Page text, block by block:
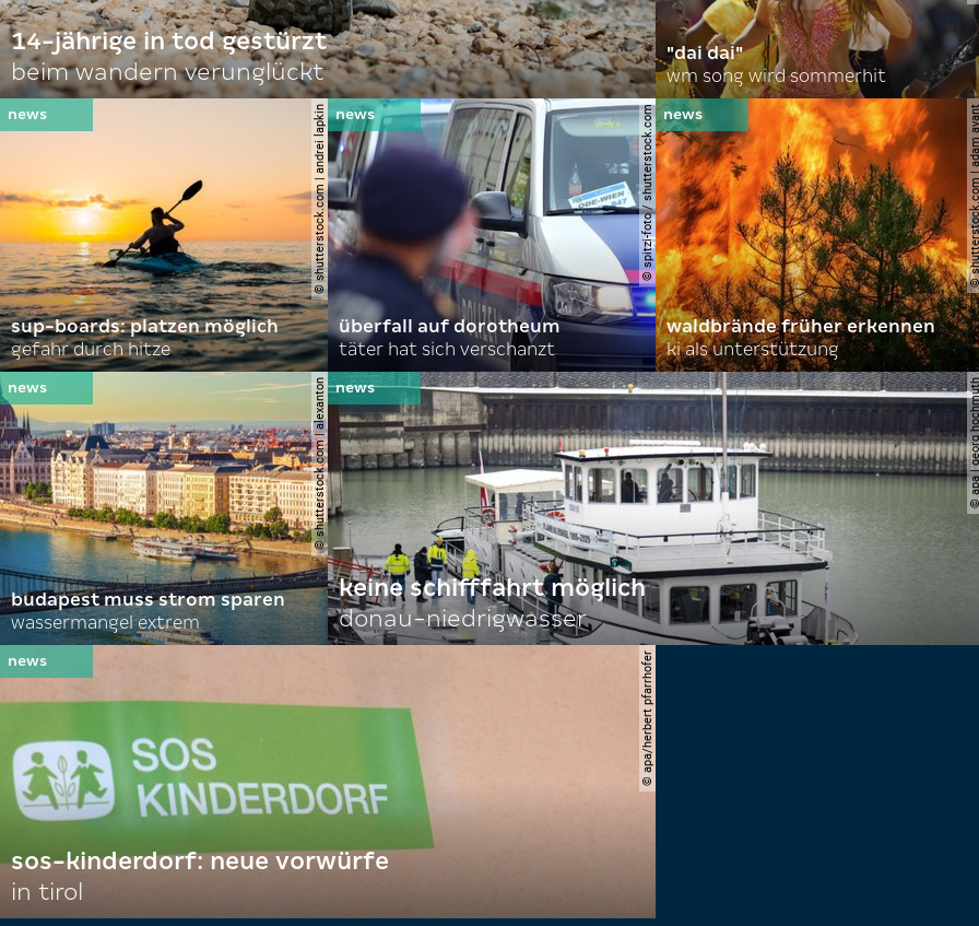
14-jährige in tod gestürzt
beim wandern verunglückt
"dai dai"
wm song wird sommerhit
© shutterstock.com | andrei lapkin
sup-boards: platzen möglich
gefahr durch hitze
© spitzi-foto / shutterstock.com
überfall auf dorotheum
täter hat sich verschanzt
©
waldbrände früher erkennen
ki als unterstützung
© shutterstock.com | alexanton
budapest muss strom sparen
wassermangel extrem
© apa |
keine schifffahrt möglich
donau-niedrigwasser
© apa/herbert pfarrhofer
sos-kinderdorf: neue vorwürfe
in tirol